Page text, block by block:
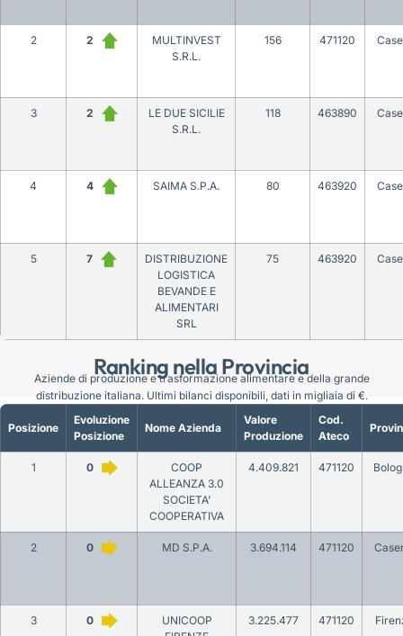
Ranking nella Provincia
2 2
MULTINVEST
S.R.L.
156 471120
3 2
LE DUE SICILIE
S.R.L.
118 463890
4 4 SAIMA S.P.A. 80 463920
5 7
DISTRIBUZIONE
LOGISTICA
BEVANDE E
ALIMENTARI
SRL
75 463920
Posizione
Evoluzione
Posizione
Nome Azienda
Valore
Produzione
Cod.
Ateco
1 0
COOP
ALLEANZA 3.0
SOCIETA’
COOPERATIVA
4.409.821 471120
2 0 MD S.P.A. 3.694.114 471120
3 0
UNICOOP
3.225.477 471120
Aziende di produzione e trasformazione alimentare e della grande
distribuzione italiana. Ultimi bilanci disponibili, dati in migliaia di €.